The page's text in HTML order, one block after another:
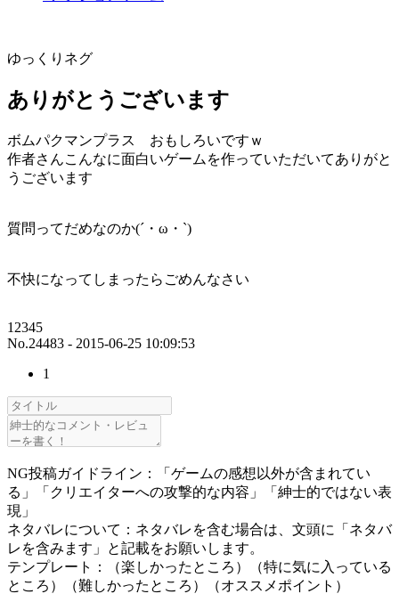
ゆっくりネグ
ありがとうございます
ボムパクマンプラス おもしろいですｗ
作者さんこんなに面白いゲームを作っていただいてありがと
うございます
質問ってだめなのか(´・ω・`)
不快になってしまったらごめんなさい
12345
No.24483 - 2015-06-25 10:09:53
1
NG投稿ガイドライン：「ゲームの感想以外が含まれてい
る」「クリエイターへの攻撃的な内容」「紳士的ではない表
現」
ネタバレについて：ネタバレを含む場合は、文頭に「ネタバ
レを含みます」と記載をお願いします。
テンプレート：（楽しかったところ）（特に気に入っている
ところ）（難しかったところ）（オススメポイント）